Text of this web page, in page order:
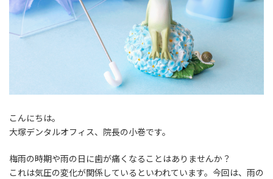
こんにちは。
大塚デンタルオフィス、院長の小巻です。
梅雨の時期や雨の日に歯が痛くなることはありませんか？
これは気圧の変化が関係しているといわれています。今回は、雨の